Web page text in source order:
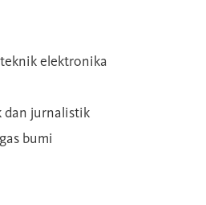
elektronika
dan jurnalistik
bumi